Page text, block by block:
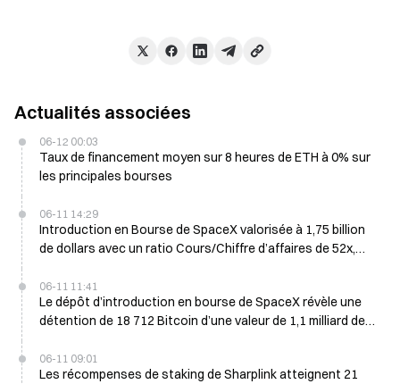
Actualités associées
06-12 00:03
Taux de financement moyen sur 8 heures de ETH à 0% sur
les principales bourses
06-11 14:29
Introduction en Bourse de SpaceX valorisée à 1,75 billion
de dollars avec un ratio Cours/Chiffre d’affaires de 52x,
l’entreprise spatiale, mais surévaluée par rapport aux
entreprises d’IA
06-11 11:41
Le dépôt d’introduction en bourse de SpaceX révèle une
détention de 18 712 Bitcoin d’une valeur de 1,1 milliard de
06-11 09:01
Les récompenses de staking de Sharplink atteignent 21